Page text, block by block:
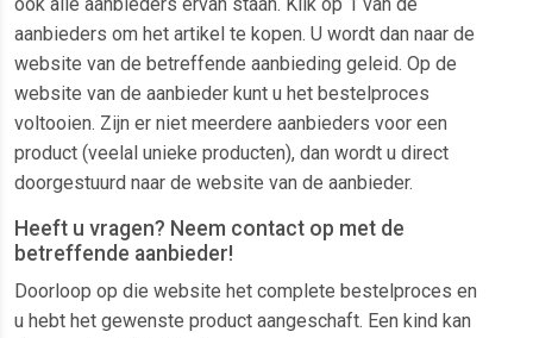
aanbieders om het artikel te kopen. U wordt dan naar de
website van de betreffende aanbieding geleid. Op de
website van de aanbieder kunt u het bestelproces
voltooien. Zijn er niet meerdere aanbieders voor een
product (veelal unieke producten), dan wordt u direct
doorgestuurd naar de website van de aanbieder.
Heeft u vragen? Neem contact op met de
betreffende aanbieder!
Doorloop op die website het complete bestelproces en
u hebt het gewenste product aangeschaft. Een kind kan